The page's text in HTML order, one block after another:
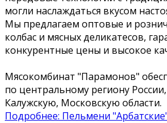
могли наслаждаться вкусом
Мы предлагаем оптовые и
колбас и мясных деликатесов,
конкурентные цены и высокое
Мясокомбинат "Парамонов"
по центральному региону
Калужскую, Московскую области.
Подробнее: Пельмени